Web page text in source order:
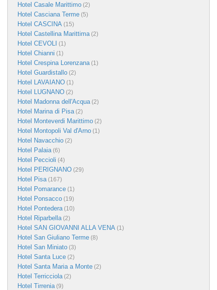
Hotel Casale Marittimo (2)
Hotel Casciana Terme (5)
Hotel CASCINA (15)
Hotel Castellina Marittima(2)
Hotel CEVOLI (1)
Hotel Chianni (1)
Hotel Crespina Lorenzana(1)
Hotel Guardistallo (2)
Hotel LAVAIANO (1)
Hotel LUGNANO (2)
Hotel Madonna dell'Acqua(2)
Hotel Marina di Pisa(2)
Hotel Monteverdi Marittimo (2)
Hotel Montopoli Val d'Arno (1)
Hotel Navacchio (2)
Hotel Palaia(6)
Hotel Peccioli (4)
Hotel PERIGNANO (29)
Hotel Pisa(167)
Hotel Pomarance (1)
Hotel Ponsacco (19)
Hotel Pontedera(10)
Hotel Riparbella(2)
Hotel SAN GIOVANNI ALLA VENA (1)
Hotel San Giuliano Terme (8)
Hotel San Miniato (3)
Hotel Santa Luce (2)
Hotel Santa Maria a Monte (2)
Hotel Terricciola(2)
Hotel Tirrenia(9)